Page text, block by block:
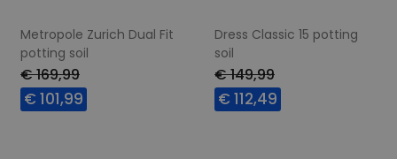
Metropole Zurich Dual Fit
potting soil
€ 169,99
€ 101,99
Dress Classic 15 potting
soil
€ 149,99
€ 112,49